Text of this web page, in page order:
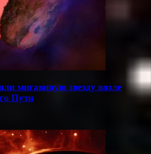
мигающую звезду возле
Пути